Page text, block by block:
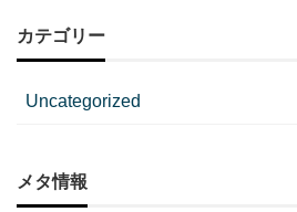
カテゴリー
Uncategorized
メタ情報